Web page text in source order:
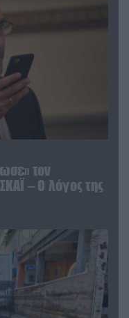
τον
– Ο λόγος της